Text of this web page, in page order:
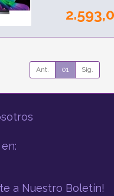
Ant. 01 Sig.
a Nuestro Boletín!